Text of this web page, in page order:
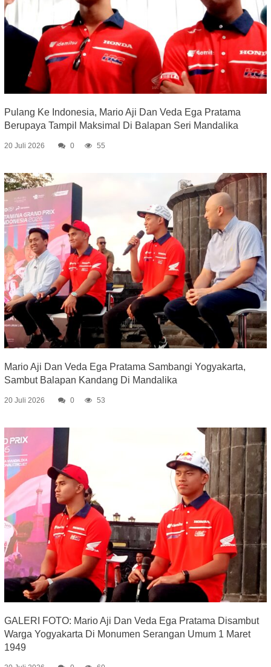
Pulang Ke Indonesia, Mario Aji Dan Veda Ega Pratama
Berupaya Tampil Maksimal Di Balapan Seri Mandalika
20 Juli 2026 0 55
Mario Aji Dan Veda Ega Pratama Sambangi Yogyakarta,
Sambut Balapan Kandang Di Mandalika
20 Juli 2026 0 53
GALERI FOTO: Mario Aji Dan Veda Ega Pratama Disambut
Warga Yogyakarta Di Monumen Serangan Umum 1 Maret
1949